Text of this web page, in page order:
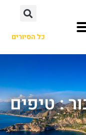
כל הסיורים
: טיפים